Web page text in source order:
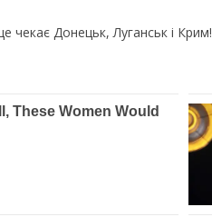
чекає Донецьк, Луганськ і Крим!